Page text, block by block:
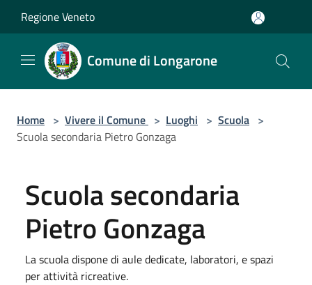
Regione Veneto
Comune di Longarone
Home > Vivere il Comune > Luoghi > Scuola >
Scuola secondaria Pietro Gonzaga
Scuola secondaria
Pietro Gonzaga
La scuola dispone di aule dedicate, laboratori, e spazi
per attività ricreative.